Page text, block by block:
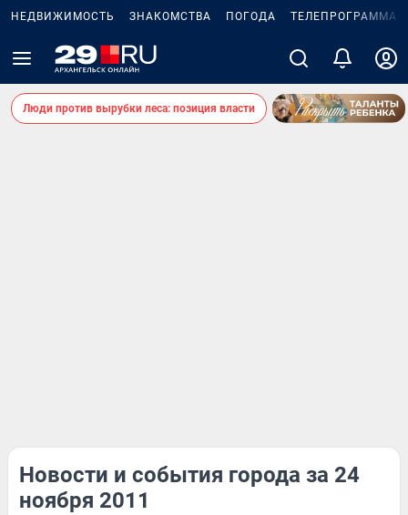
НЕДВИЖИМОСТЬ ЗНАКОМСТВА ПОГОДА ТЕЛЕПРОГРАММА
Люди против вырубки леса: позиция власти
Новости и события города за 24
ноября 2011